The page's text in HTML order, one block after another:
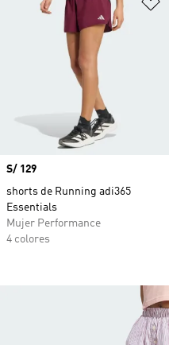
Precio
S/ 129
shorts de Running adi365
Essentials
Mujer Performance
4 colores